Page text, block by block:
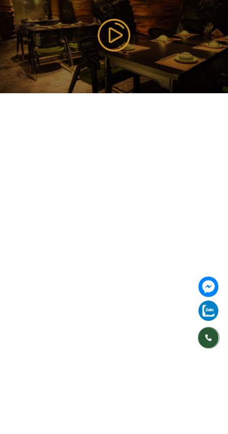
177 Bùi Thị Xuân, P. Nguyễn Du, Q. Hai Bà Trưng,
Hà Nội ( Gần Vincom Center Bà Triệu ), Hanoi,
Vietnam